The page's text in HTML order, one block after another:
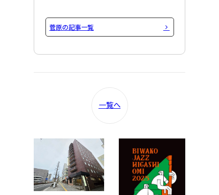
菅原の記事一覧
一覧へ